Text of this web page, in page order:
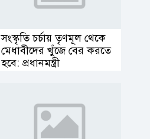
সংস্কৃতি চর্চায় তৃণমূল থেকে
মেধাবীদের খুঁজে বের করতে
হবে: প্রধানমন্ত্রী